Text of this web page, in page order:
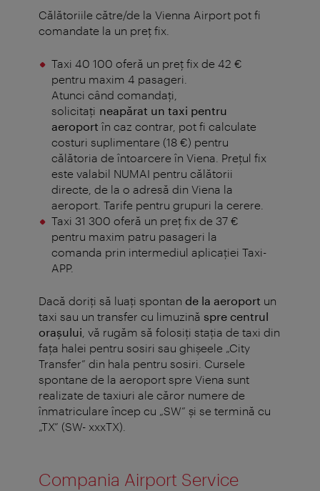
Călătoriile către/de la Vienna Airport pot fi
comandate la un preţ fix.
Taxi 40 100 oferă un preţ fix de 42 €
pentru maxim 4 pasageri.
Atunci când comandaţi,
solicitaţi neapărat un taxi pentru
aeroport în caz contrar, pot fi calculate
costuri suplimentare (18 €) pentru
călătoria de întoarcere în Viena. Preţul fix
este valabil NUMAI pentru călătorii
directe, de la o adresă din Viena la
aeroport. Tarife pentru grupuri la cerere.
Taxi 31 300 oferă un preţ fix de 37 €
pentru maxim patru pasageri la
comanda prin intermediul aplicaţiei Taxi-
APP.
Dacă doriți să luați spontan de la aeroport un
taxi sau un transfer cu limuzină spre centrul
orașului , vă rugăm să folosiți stația de taxi din
fața halei pentru sosiri sau ghișeele „City
Transfer” din hala pentru sosiri. Cursele
spontane de la aeroport spre Viena sunt
realizate de taxiuri ale căror numere de
înmatriculare încep cu „SW” și se termină cu
„TX” (SW- xxxTX).
Compania Airport Service